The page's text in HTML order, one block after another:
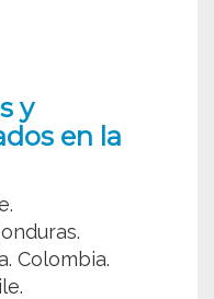
y
en la
Colombia.